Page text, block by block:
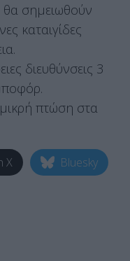
θα σημειωθούν
καταιγίδες
διευθύνσεις 3
πτώση στα
X Bluesky